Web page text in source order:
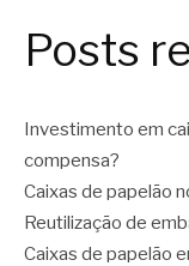
Posts
Investimento em
compensa?
Caixas de papelão
Reutilização de
Caixas de papelão